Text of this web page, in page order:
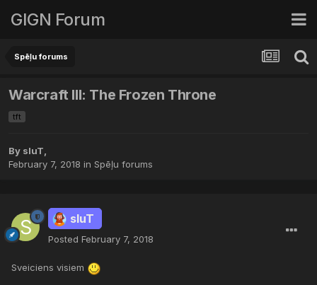
GIGN Forum
Spēļu forums
Warcraft III: The Frozen Throne
tft
By sluT,
February 7, 2018 in Spēļu forums
sluT
Posted February 7, 2018
Sveiciens visiem